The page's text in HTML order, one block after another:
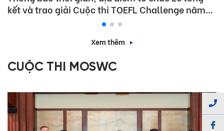
kết và trao giải Cuộc thi TOEFL Challenge năm
Xem thêm
CUỘC THI MOSWC